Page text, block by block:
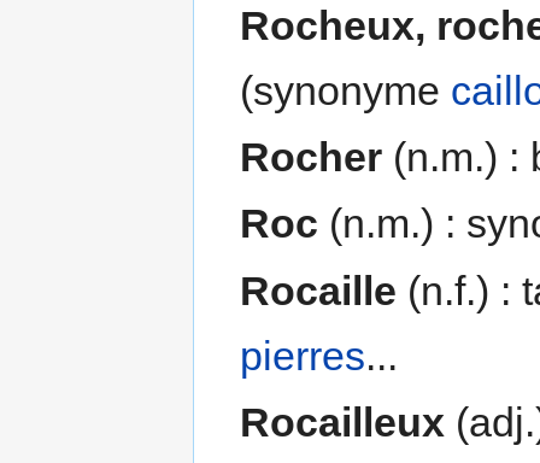
Rocheux,
(synonyme
Rocher (n.m.) :
Roc (n.m.) :
Rocaille (n.f.) :
pierres...
Rocailleux